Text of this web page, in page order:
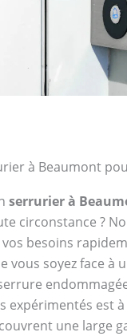
à Beaumont
serrurier à
circonstance ?
besoins
vous soyez face à
expérimentés est
une large